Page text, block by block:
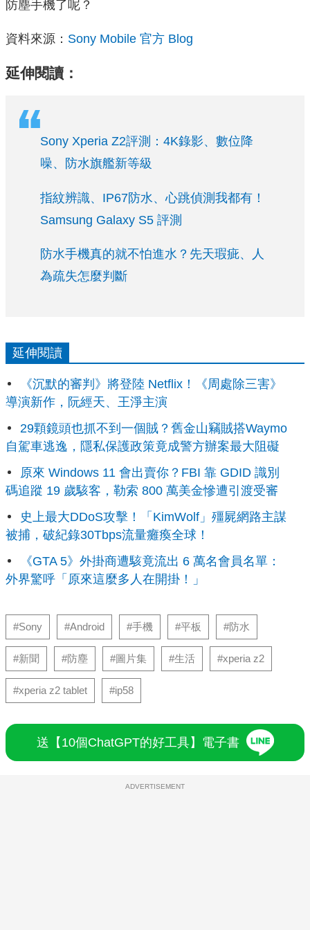
防塵手機了呢？
資料來源： Sony Mobile 官方 Blog
延伸閱讀：
Sony Xperia Z2評測：4K錄影、數位降
噪、防水旗艦新等級
指紋辨識、IP67防水、心跳偵測我都有！
Samsung Galaxy S5 評測
防水手機真的就不怕進水？先天瑕疵、人
為疏失怎麼判斷
延伸閱讀
《沉默的審判》將登陸 Netflix！《周處除三害》
導演新作，阮經天、王淨主演
29顆鏡頭也抓不到一個賊？舊金山竊賊搭Waymo
自駕車逃逸，隱私保護政策竟成警方辦案最大阻礙
原來 Windows 11 會出賣你？FBI 靠 GDID 識別
碼追蹤 19 歲駭客，勒索 800 萬美金慘遭引渡受審
史上最大DDoS攻擊！「KimWolf」殭屍網路主謀
被捕，破紀錄30Tbps流量癱瘓全球！
《GTA 5》外掛商遭駭竟流出 6 萬名會員名單：
外界驚呼「原來這麼多人在開掛！」
#Sony #Android #手機 #平板 #防水
#新聞 #防塵 #圖片集 #生活 #xperia z2
#xperia z2 tablet #ip58
送【10個ChatGPT的好工具】電子書
ADVERTISEMENT